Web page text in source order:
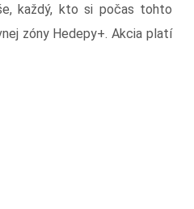
každý, kto si počas tohto
zóny Hedepy+. Akcia platí